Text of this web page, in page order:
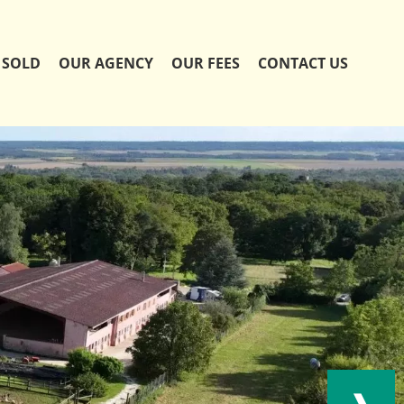
SOLD OUR AGENCY OUR FEES CONTACT US